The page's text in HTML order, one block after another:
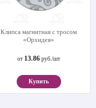
Клипса магнитная с тросом
«Орхидея»
от 13.86 руб./шт
Купить